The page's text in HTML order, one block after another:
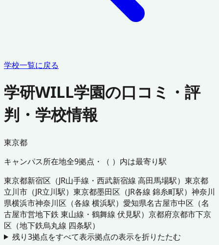
学校一覧に戻る
学研WILL学園の口コミ・評
判・学校情報
東京都
キャンパス所在地全9拠点・（ ）内は最寄り駅
東京都新宿区 （JR山手線・西武新宿線 高田馬場駅） 東京都
立川市 （JR立川駅） 東京都墨田区 （JR各線 錦糸町駅） 神奈川
県横浜市神奈川区 （各線 横浜駅） 愛知県名古屋市中区 （名
古屋市営地下鉄 東山線・鶴舞線 伏見駅） 京都府京都市下京
区 （地下鉄烏丸線 四条駅）
残り3拠点をすべて表示拠点の表示を折りたたむ